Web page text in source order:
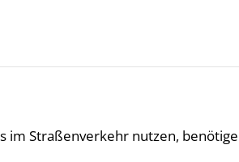
im Straßenverkehr nutzen,